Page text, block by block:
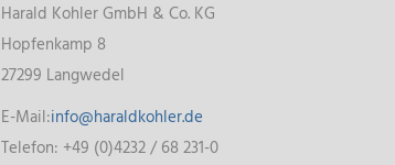
Harald Kohler GmbH & Co. KG
Hopfenkamp 8
27299 Langwedel
E-Mail:info@haraldkohler.de
Telefon: +49 (0)4232 / 68 231-0